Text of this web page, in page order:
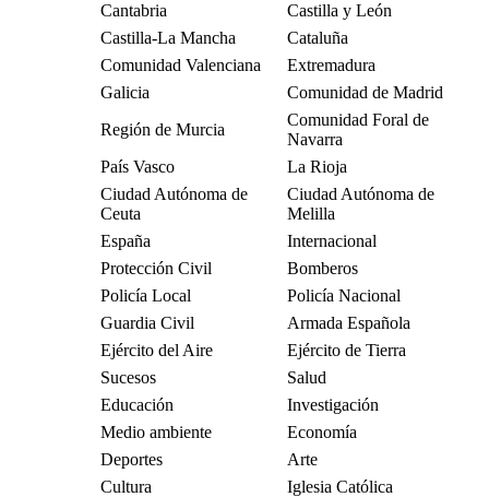
Cantabria
Castilla y León
Castilla-La Mancha
Cataluña
Comunidad Valenciana
Extremadura
Galicia
Comunidad de Madrid
Región de Murcia
Comunidad Foral de
Navarra
País Vasco
La Rioja
Ciudad Autónoma de
Ceuta
Ciudad Autónoma de
Melilla
España
Internacional
Protección Civil
Bomberos
Policía Local
Policía Nacional
Guardia Civil
Armada Española
Ejército del Aire
Ejército de Tierra
Sucesos
Salud
Educación
Investigación
Medio ambiente
Economía
Deportes
Arte
Cultura
Iglesia Católica